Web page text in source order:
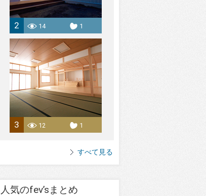
2 14 1
3 12 1
すべて見る
人気のfev’sまとめ